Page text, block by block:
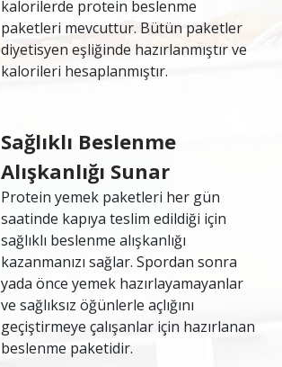
kalorilerde protein beslenme
paketleri mevcuttur. Bütün paketler
diyetisyen eşliğinde hazırlanmıştır ve
kalorileri hesaplanmıştır.
Sağlıklı Beslenme
Alışkanlığı Sunar
Protein yemek paketleri her gün
saatinde kapıya teslim edildiği için
sağlıklı beslenme alışkanlığı
kazanmanızı sağlar. Spordan sonra
yada önce yemek hazırlayamayanlar
ve sağlıksız öğünlerle açlığını
geçiştirmeye çalışanlar için hazırlanan
beslenme paketidir.